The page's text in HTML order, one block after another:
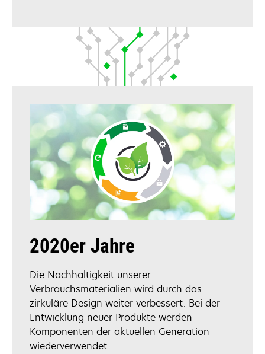
2020er Jahre
Die Nachhaltigkeit unserer
Verbrauchsmaterialien wird durch das
zirkuläre Design weiter verbessert. Bei der
Entwicklung neuer Produkte werden
Komponenten der aktuellen Generation
wiederverwendet.